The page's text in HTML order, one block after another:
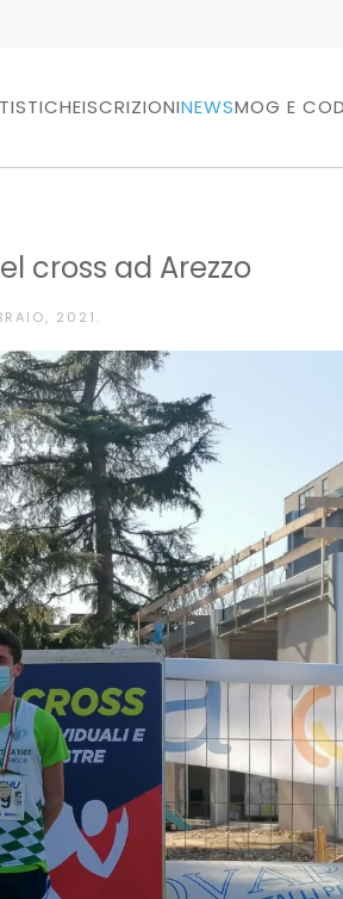
ISCRIZIONINEWSMOG E
cross ad Arezzo
2021 .